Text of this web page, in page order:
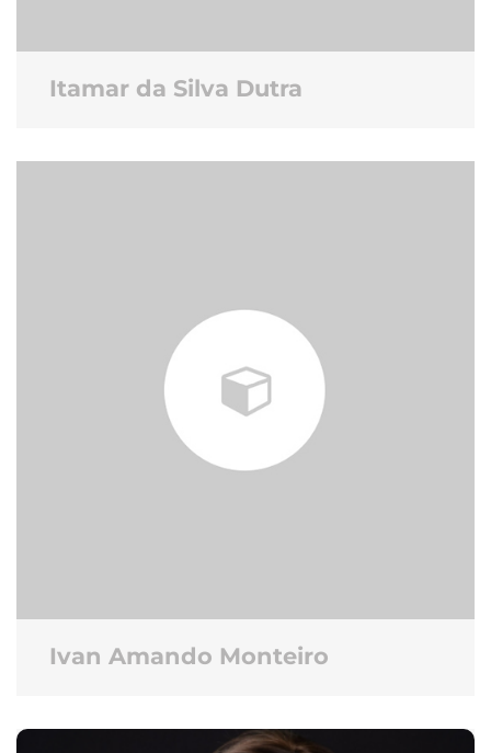
Itamar da Silva Dutra
Ivan Amando Monteiro